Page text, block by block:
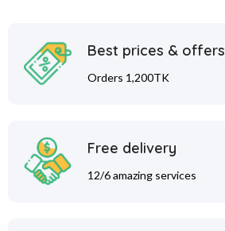
Best prices & offers
Orders 1,200TK
Free delivery
12/6 amazing services